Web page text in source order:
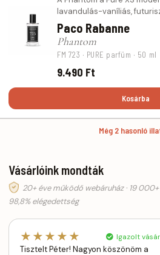
lavandulás-vaníliás,
Paco Rabanne
Phantom
FM 723 · PURE parfüm · 50 ml
9.490 Ft
Kosárba
Még 2 hasonló
Vásárlóink mondták
20+ éve működő webáruház · 19
98,8% elégedettség
★★★★★ Igazolt
Tisztelt Péter! Nagyon köszönöm a